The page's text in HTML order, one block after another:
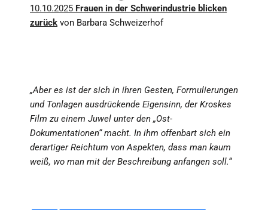
10.10.2025 Frauen in der Schwerindustrie blicken
zurück von Barbara Schweizerhof
„Aber es ist der sich in ihren Gesten, Formulierungen
und Tonlagen ausdrückende Eigensinn, der Kroskes
Film zu einem Juwel unter den „Ost-
Dokumentationen“ macht. In ihm offenbart sich ein
derartiger Reichtum von Aspekten, dass man kaum
weiß, wo man mit der Beschreibung anfangen soll.“